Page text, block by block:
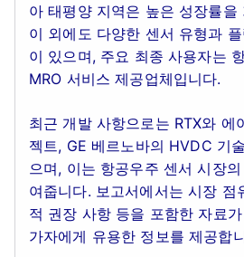
아 태평양 지역은 높은 성장률을
이 외에도 다양한 센서 유형과
이 있으며, 주요 최종 사용자는
MRO 서비스 제공업체입니다.
최근 개발 사항으로는 RTX와 에
젝트, GE 베르노바의 HVDC 기
으며, 이는 항공우주 센서 시장
여줍니다. 보고서에서는 시장 점
적 권장 사항 등을 포함한 자료
가자에게 유용한 정보를 제공합